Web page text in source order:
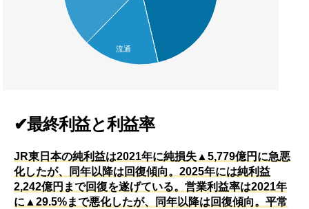
流通
✔最終利益と利益率
JR東日本の純利益は2021年に純損失▲5,779億円に急悪
化したが、同年以降は回復傾向。2025年には純利益
2,242億円まで回復を遂げている。営業利益率は2021年
に▲29.5%まで悪化したが、同年以降は回復傾向。平常